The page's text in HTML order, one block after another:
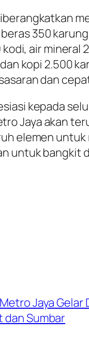
350
kodi, air
kopi 2.500
dan
kepada
Jaya akan
elemen
untuk bangkit
Jaya Gelar
dan Sumbar